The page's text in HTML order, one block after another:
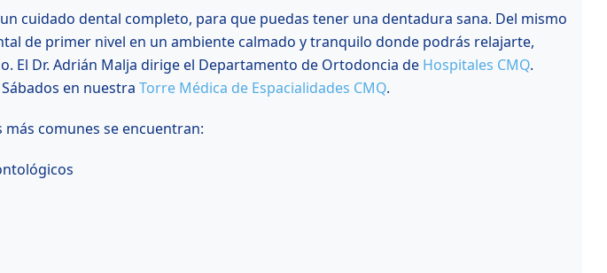
cuidado dental completo, para que puedas tener una dentadura sana. Del mismo
de primer nivel en un ambiente calmado y tranquilo donde podrás relajarte,
El Dr. Adrián Malja dirige el Departamento de Ortodoncia de Hospitales CMQ.
en nuestra Torre Médica de Espacialidades CMQ.
comunes se encuentran: